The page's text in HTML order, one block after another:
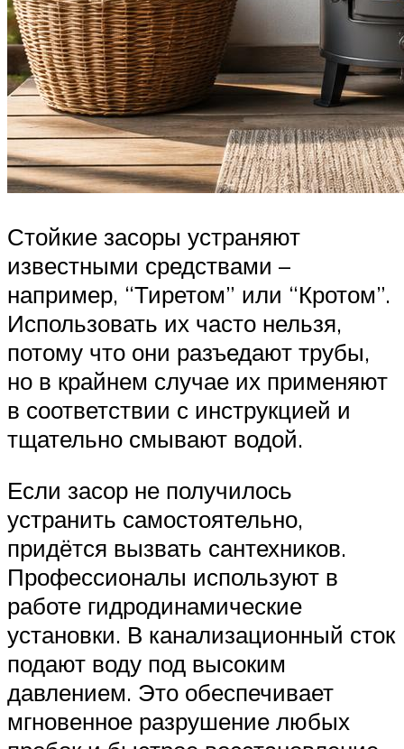
Стойкие засоры устраняют
известными средствами –
например, “Тиретом” или “Кротом”.
Использовать их часто нельзя,
потому что они разъедают трубы,
но в крайнем случае их применяют
в соответствии с инструкцией и
тщательно смывают водой.
Если засор не получилось
устранить самостоятельно,
придётся вызвать сантехников.
Профессионалы используют в
работе гидродинамические
установки. В канализационный сток
подают воду под высоким
давлением. Это обеспечивает
мгновенное разрушение любых